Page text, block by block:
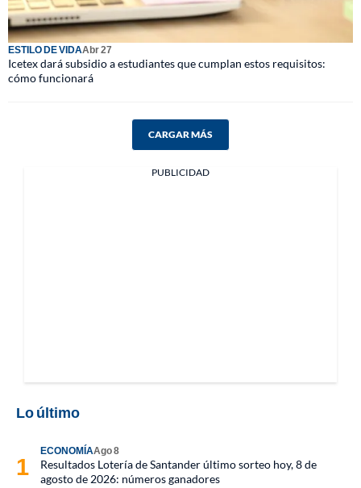
ESTILO DE VIDAAbr 27
Icetex dará subsidio a estudiantes que cumplan estos requisitos:
cómo funcionará
CARGAR MÁS
PUBLICIDAD
Lo último
ECONOMÍAAgo 8
Resultados Lotería de Santander último sorteo hoy, 8 de
agosto de 2026: números ganadores